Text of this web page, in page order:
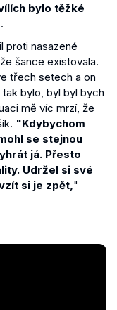
bylo těžké
proti nasazené
šance existovala.
třech setech a on
bylo, byl byl bych
mě víc mrzí, že
"Kdybychom
se stejnou
já. Přesto
Udržel si své
si je zpět,"